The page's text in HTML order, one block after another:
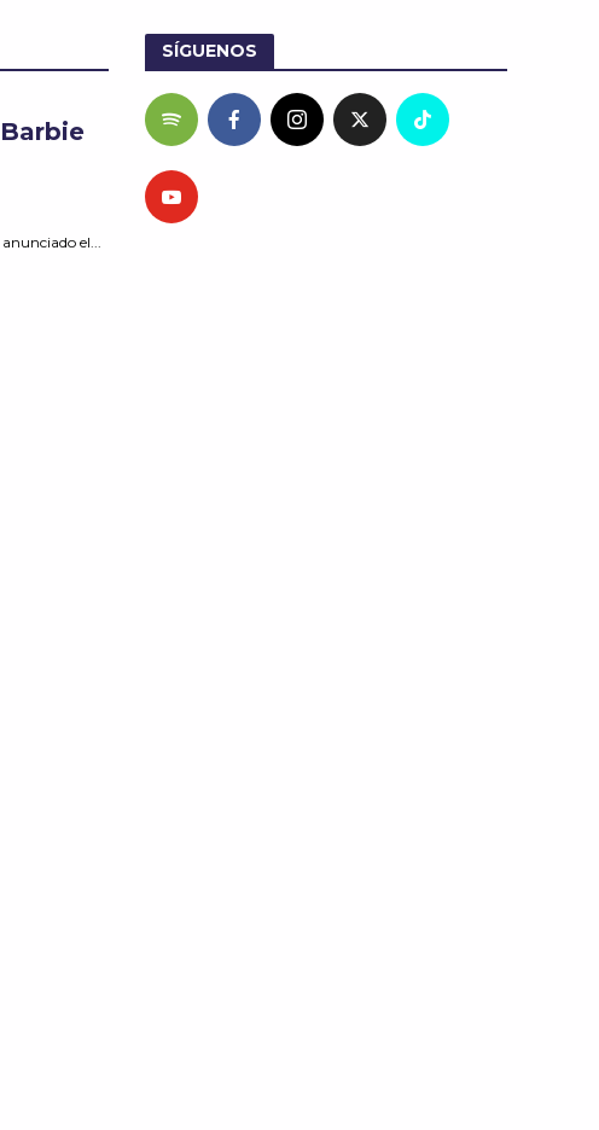
el...
SÍGUENOS